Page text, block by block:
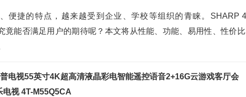
便捷的特点，越来越受到企业、学校等组织的青睐。SHARP
竟能否满足用户的期待呢？本文将从性能、功能、易用性、性价
电视55英寸4K超高清液晶彩电智能遥控语音2+16G云游戏客厅会
电视 4T-M55Q5CA